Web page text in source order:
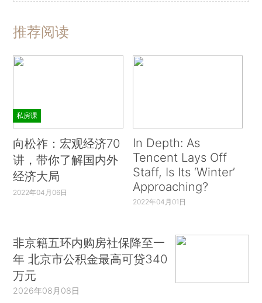
推荐阅读
私房课
向松祚：宏观经济70
讲，带你了解国内外
经济大局
2022年04月06日
In Depth: As
Tencent Lays Off
Staff, Is Its ‘Winter’
Approaching?
2022年04月01日
非京籍五环内购房社保降至一
年 北京市公积金最高可贷340
万元
2026年08月08日